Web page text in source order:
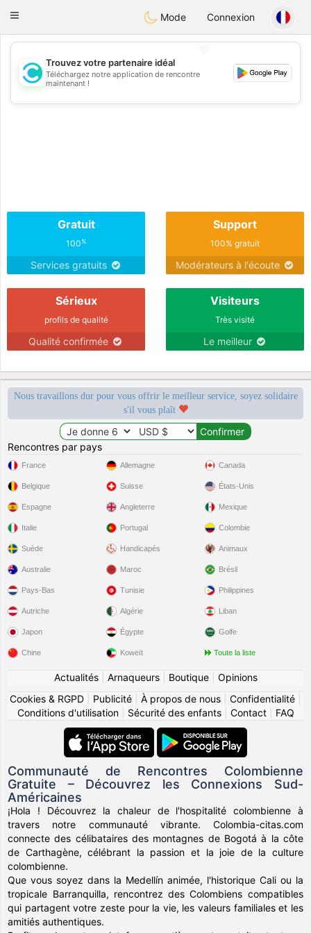
olombiaCitas
Toggle
Mode Connexion
💖
💕
Trouvez votre partenaire idéal
Téléchargez notre application de rencontre
maintenant !
Gratuit
100%
Services gratuits
Support
100% gratuit
Modérateurs à l'écoute
Sérieux
profils de qualité
Qualité confirmée
Visiteurs
Très visité
Le meilleur
Nous travaillons dur pour vous offrir le meilleur service, soyez solidaire
s'il vous plaît
Rencontres par pays
France
Belgique
Espagne
Italie
Suède
Allemagne
Suisse
Angleterre
Portugal
Handicapés
Canada
États-Unis
Mexique
Colombie
Animaux
Australie
Pays-Bas
Autriche
Japon
Chine
Maroc
Tunisie
Algérie
Égypte
Koweït
Brésil
Philippines
Liban
Golfe
Toute la liste
Actualités| Arnaqueurs| Boutique| Opinions
Cookies & RGPD
Publicité À propos de nous Confidentialité
Conditions d'utilisation| Sécurité des enfants| Contact| FAQ
Communauté de Rencontres Colombienne
Gratuite – Découvrez les Connexions Sud-
Américaines
¡Hola ! Découvrez la chaleur de l'hospitalité colombienne à
travers notre communauté vibrante. Colombia-citas.com
connecte des célibataires des montagnes de Bogotá à la côte
de Carthagène, célébrant la passion et la joie de la culture
colombienne.
Que vous soyez dans la Medellín animée, l'historique Cali ou la
tropicale Barranquilla, rencontrez des Colombiens compatibles
qui partagent votre zeste pour la vie, les valeurs familiales et les
amitiés authentiques.